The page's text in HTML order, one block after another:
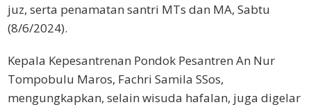
juz, serta penamatan santri MTs dan MA, Sabtu
(8/6/2024).
Kepala Kepesantrenan Pondok Pesantren An Nur
Tompobulu Maros, Fachri Samila SSos,
mengungkapkan, selain wisuda hafalan, juga digelar